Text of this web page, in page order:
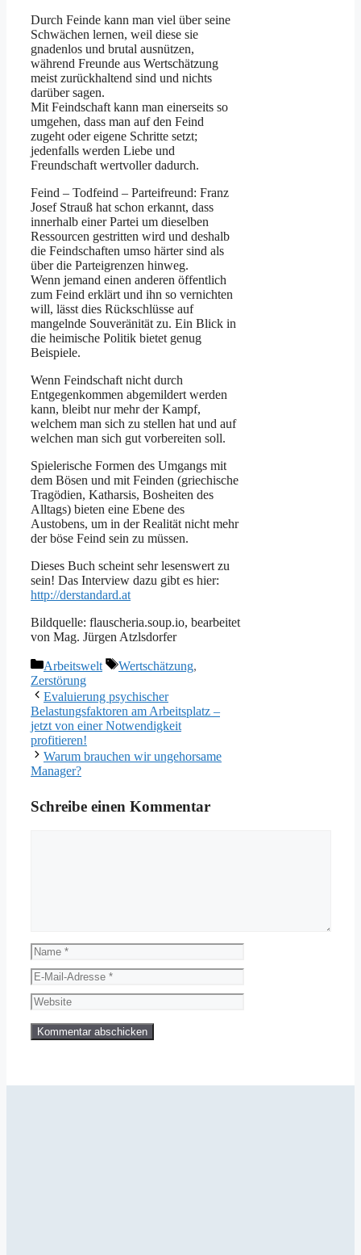
Durch Feinde kann man viel über seine
Schwächen lernen, weil diese sie
gnadenlos und brutal ausnützen,
während Freunde aus Wertschätzung
meist zurückhaltend sind und nichts
darüber sagen.
Mit Feindschaft kann man einerseits so
umgehen, dass man auf den Feind
zugeht oder eigene Schritte setzt;
jedenfalls werden Liebe und
Freundschaft wertvoller dadurch.
Feind – Todfeind – Parteifreund: Franz
Josef Strauß hat schon erkannt, dass
innerhalb einer Partei um dieselben
Ressourcen gestritten wird und deshalb
die Feindschaften umso härter sind als
über die Parteigrenzen hinweg.
Wenn jemand einen anderen öffentlich
zum Feind erklärt und ihn so vernichten
will, lässt dies Rückschlüsse auf
mangelnde Souveränität zu. Ein Blick in
die heimische Politik bietet genug
Beispiele.
Wenn Feindschaft nicht durch
Entgegenkommen abgemildert werden
kann, bleibt nur mehr der Kampf,
welchem man sich zu stellen hat und auf
welchen man sich gut vorbereiten soll.
Spielerische Formen des Umgangs mit
dem Bösen und mit Feinden (griechische
Tragödien, Katharsis, Bosheiten des
Alltags) bieten eine Ebene des
Austobens, um in der Realität nicht mehr
der böse Feind sein zu müssen.
Dieses Buch scheint sehr lesenswert zu
sein! Das Interview dazu gibt es hier:
http://derstandard.at
Bildquelle: flauscheria.soup.io, bearbeitet
von Mag. Jürgen Atzlsdorfer
Kategorien
Arbeitswelt Schlagwörter
Wertschätzung,
Zerstörung
Evaluierung psychischer
Belastungsfaktoren am Arbeitsplatz –
jetzt von einer Notwendigkeit
profitieren!
Warum brauchen wir ungehorsame
Manager?
Schreibe einen Kommentar
Name
E-
Mail-
Adresse
Website